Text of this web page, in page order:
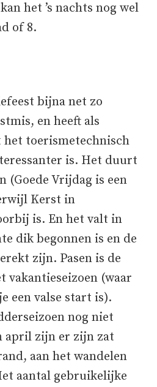
het ’s nachts nog wel
of 8.
bijna net zo
en heeft als
toerismetechnisch
is. Het duurt
(Goede Vrijdag is een
Kerst in
is. En het valt in
dik begonnen is en de
zijn. Pasen is de
vakantieseizoen (waar
een valse start is).
nog niet
april zijn er zijn zat
aan het wandelen
aantal gebruikelijke